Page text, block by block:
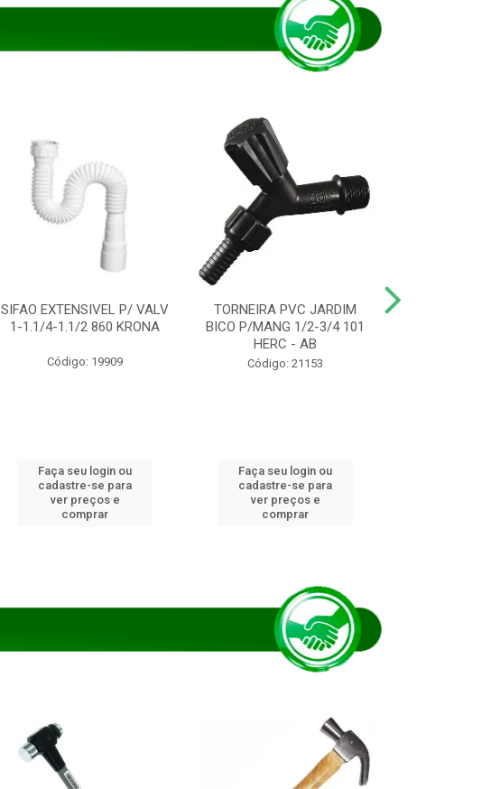
SIFAO EXTENSIVEL P/ VALV
1-1.1/4-1.1/2 860 KRONA
Código: 19909
Faça seu login ou
cadastre-se para
ver preços e
comprar
TORNEIRA PVC JARDIM
BICO P/MANG 1/2-3/4 101
HERC - AB
Código: 21153
Faça seu login ou
cadastre-se para
ver preços e
comprar